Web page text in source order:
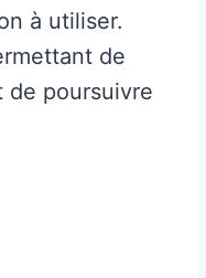
à utiliser.
de
de poursuivre